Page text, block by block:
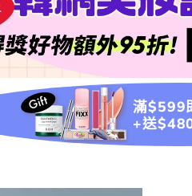
滿$599
+送